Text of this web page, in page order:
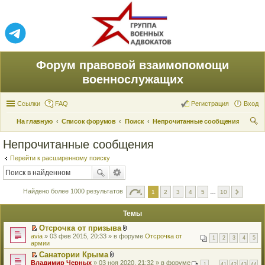
Форум правовой взаимопомощи
военнослужащих
Ссылки FAQ Вход
Регистрация
На главную Список форумов Поиск
Непрочитанные сообщения
Непрочитанные сообщения
Перейти к расширенному поиску
Найдено более 1000 результатов 1 2 3 4 5 10
Темы
П
е
р
е
й
Отсрочка от призыва
В
л
о
е
1 2 3 4 5
avia » 03 фев 2015, 20:33 » в форуме Отсрочка от
армии
П
Санатории Крыма
В
Владимир Черных » 03 ноя 2020, 21:32 » в форуме